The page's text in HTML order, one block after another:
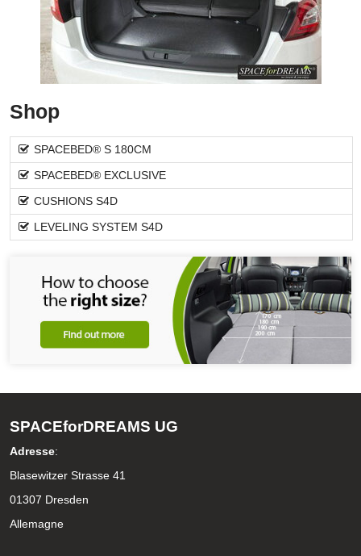
Shop
SPACEBED® S 180CM
SPACEBED® EXCLUSIVE
CUSHIONS S4D
LEVELING SYSTEM S4D
SPACEforDREAMS UG
Adresse:
Blasewitzer Strasse 41
01307 Dresden
Allemagne